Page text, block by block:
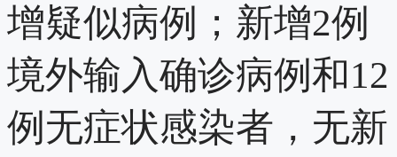
增疑似病例；新增2例
境外输入确诊病例和12
例无症状感染者，无新